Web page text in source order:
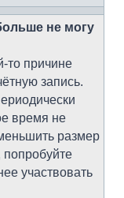
не могу
то причине
запись.
время не
размер
участвовать